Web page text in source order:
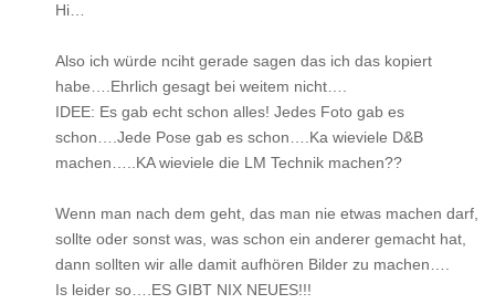
Hi…
Also ich würde nciht gerade sagen das ich das kopiert
habe….Ehrlich gesagt bei weitem nicht….
IDEE: Es gab echt schon alles! Jedes Foto gab es
schon….Jede Pose gab es schon….Ka wieviele D&B
machen…..KA wieviele die LM Technik machen??
Wenn man nach dem geht, das man nie etwas machen darf,
sollte oder sonst was, was schon ein anderer gemacht hat,
dann sollten wir alle damit aufhören Bilder zu machen….
Is leider so….ES GIBT NIX NEUES!!!